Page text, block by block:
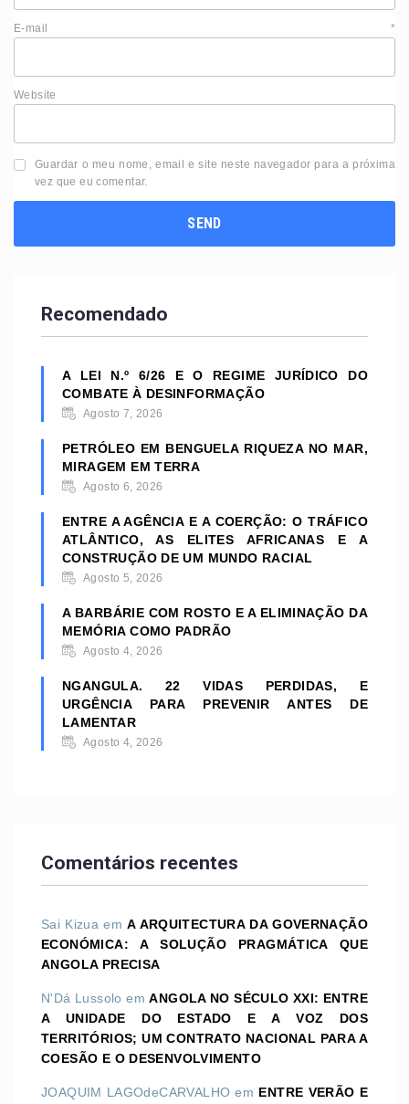
E-mail *
Website
Guardar o meu nome, email e site neste navegador para a próxima
vez que eu comentar.
Recomendado
A LEI N.º 6/26 E O REGIME JURÍDICO DO
COMBATE À DESINFORMAÇÃO
Agosto 7, 2026
PETRÓLEO EM BENGUELA RIQUEZA NO MAR,
MIRAGEM EM TERRA
Agosto 6, 2026
ENTRE A AGÊNCIA E A COERÇÃO: O TRÁFICO
ATLÂNTICO, AS ELITES AFRICANAS E A
CONSTRUÇÃO DE UM MUNDO RACIAL
Agosto 5, 2026
A BARBÁRIE COM ROSTO E A ELIMINAÇÃO DA
MEMÓRIA COMO PADRÃO
Agosto 4, 2026
NGANGULA. 22 VIDAS PERDIDAS, E
URGÊNCIA PARA PREVENIR ANTES DE
LAMENTAR
Agosto 4, 2026
Comentários recentes
Sai Kizua emA ARQUITECTURA DA GOVERNAÇÃO
ECONÓMICA: A SOLUÇÃO PRAGMÁTICA QUE
ANGOLA PRECISA
N'Dá Lussolo emANGOLA NO SÉCULO XXI: ENTRE
A UNIDADE DO ESTADO E A VOZ DOS
TERRITÓRIOS; UM CONTRATO NACIONAL PARA A
COESÃO E O DESENVOLVIMENTO
JOAQUIM LAGOdeCARVALHO em ENTRE VERÃO E